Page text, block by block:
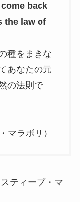
back
the law of
種をまきな
あなたの元
の法則で
マラボリ）
ティーブ・マ